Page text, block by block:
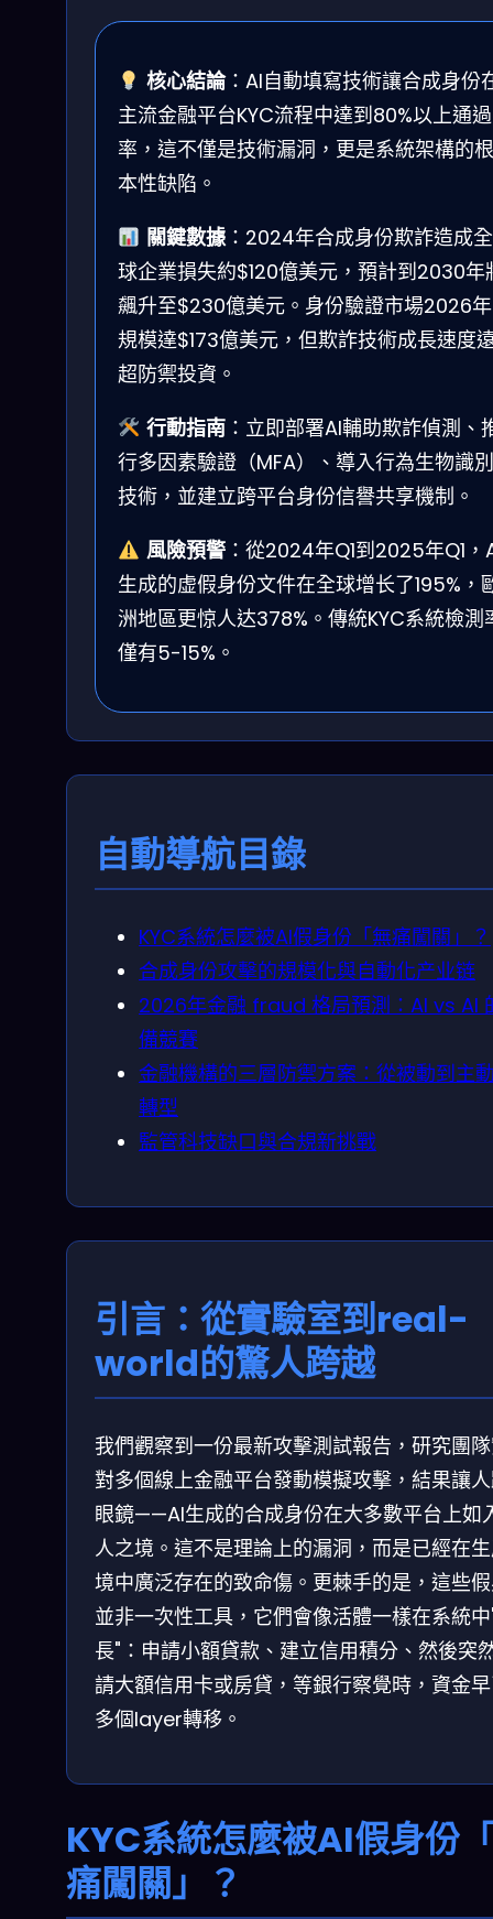
核心結論：AI自動填寫技術讓合成身份
主流金融平台KYC流程中達到80%以上通過
率，這不僅是技術漏洞，更是系統架構的根
本性缺陷。
關鍵數據：2024年合成身份欺詐造成全
球企業損失約$120億美元，預計到2030年
飆升至$230億美元。身份驗證市場2026年
規模達$173億美元，但欺詐技術成長速度
超防禦投資。
行動指南：立即部署AI輔助欺詐偵測、
行多因素驗證（MFA）、導入行為生物識別
技術，並建立跨平台身份信譽共享機制。
風險預警：從2024年Q1到2025年Q1，
生成的虚假身份文件在全球增长了195%，
洲地區更惊人达378%。傳統KYC系統檢測
僅有5-15%。
自動導航目錄
KYC系統怎麼被AI假身份「無痛闖關」？
合成身份攻擊的規模化與自動化产业链
2026年金融 fraud 格局預測：AI vs AI
備競賽
金融機構的三層防禦方案：從被動到主
轉型
監管科技缺口與合規新挑戰
引言：從實驗室到real-
world的驚人跨越
我們觀察到一份最新攻擊測試報告，研究團
對多個線上金融平台發動模擬攻擊，結果讓
眼鏡——AI生成的合成身份在大多數平台上如
人之境。這不是理論上的漏洞，而是已經在
境中廣泛存在的致命傷。更棘手的是，這些
並非一次性工具，它們會像活體一樣在系統
長"：申請小額貸款、建立信用積分、然後突
請大額信用卡或房貸，等銀行察覺時，資金
多個layer轉移。
KYC系統怎麼被AI假身份
痛闖關」？